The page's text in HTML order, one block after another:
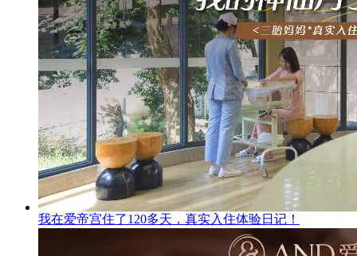
我在爱帝宫住了120多天，真实入住体验日记！